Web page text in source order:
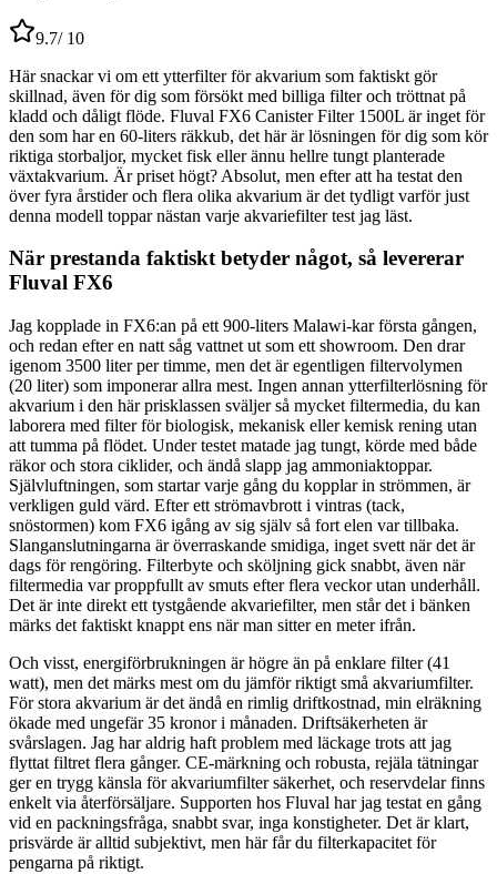
9.7/ 10
Här snackar vi om ett ytterfilter för akvarium som faktiskt gör
skillnad, även för dig som försökt med billiga filter och tröttnat på
kladd och dåligt flöde. Fluval FX6 Canister Filter 1500L är inget för
den som har en 60-liters räkkub, det här är lösningen för dig som kör
riktiga storbaljor, mycket fisk eller ännu hellre tungt planterade
växtakvarium. Är priset högt? Absolut, men efter att ha testat den
över fyra årstider och flera olika akvarium är det tydligt varför just
denna modell toppar nästan varje akvariefilter test jag läst.
När prestanda faktiskt betyder något, så levererar
Fluval FX6
Jag kopplade in FX6:an på ett 900-liters Malawi-kar första gången,
och redan efter en natt såg vattnet ut som ett showroom. Den drar
igenom 3500 liter per timme, men det är egentligen filtervolymen
(20 liter) som imponerar allra mest. Ingen annan ytterfilterlösning för
akvarium i den här prisklassen sväljer så mycket filtermedia, du kan
laborera med filter för biologisk, mekanisk eller kemisk rening utan
att tumma på flödet. Under testet matade jag tungt, körde med både
räkor och stora ciklider, och ändå slapp jag ammoniaktoppar.
Självluftningen, som startar varje gång du kopplar in strömmen, är
verkligen guld värd. Efter ett strömavbrott i vintras (tack,
snöstormen) kom FX6 igång av sig själv så fort elen var tillbaka.
Slanganslutningarna är överraskande smidiga, inget svett när det är
dags för rengöring. Filterbyte och sköljning gick snabbt, även när
filtermedia var proppfullt av smuts efter flera veckor utan underhåll.
Det är inte direkt ett tystgående akvariefilter, men står det i bänken
märks det faktiskt knappt ens när man sitter en meter ifrån.
Och visst, energiförbrukningen är högre än på enklare filter (41
watt), men det märks mest om du jämför riktigt små akvariumfilter.
För stora akvarium är det ändå en rimlig driftkostnad, min elräkning
ökade med ungefär 35 kronor i månaden. Driftsäkerheten är
svårslagen. Jag har aldrig haft problem med läckage trots att jag
flyttat filtret flera gånger. CE-märkning och robusta, rejäla tätningar
ger en trygg känsla för akvariumfilter säkerhet, och reservdelar finns
enkelt via återförsäljare. Supporten hos Fluval har jag testat en gång
vid en packningsfråga, snabbt svar, inga konstigheter. Det är klart,
prisvärde är alltid subjektivt, men här får du filterkapacitet för
pengarna på riktigt.